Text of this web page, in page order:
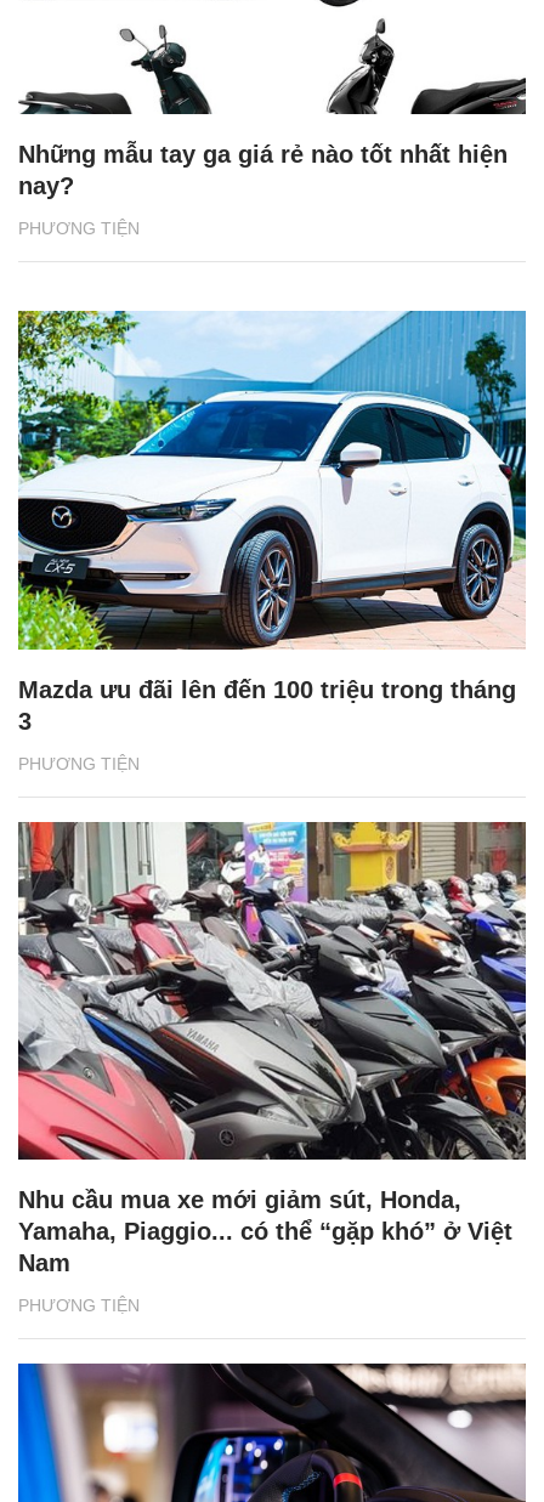
PHƯƠNG TIỆN
Những mẫu tay ga giá rẻ nào tốt nhất hiện
nay?
PHƯƠNG TIỆN
Mazda ưu đãi lên đến 100 triệu trong tháng
3
PHƯƠNG TIỆN
Nhu cầu mua xe mới giảm sút, Honda,
Yamaha, Piaggio... có thể “gặp khó” ở Việt
Nam